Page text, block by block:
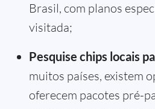
Brasil, com planos
visitada;
Pesquise chips locais
muitos países, existem
oferecem pacotes pré-